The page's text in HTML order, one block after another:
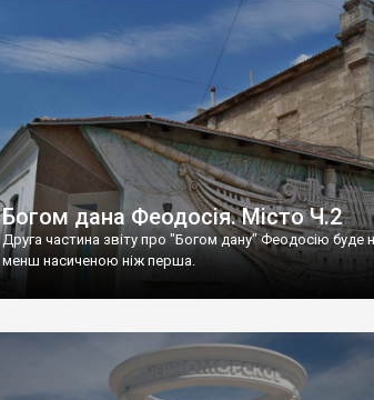
Богом дана Феодосія. Місто Ч.2
Друга частина звіту про "Богом дану" Феодосію буде
менш насиченою ніж перша.